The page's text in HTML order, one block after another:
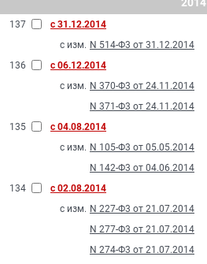
2014
137
с 31.12.2014
с изм. N 514-Ф3 от 31.12.2014
136
с 06.12.2014
с изм. N 370-Ф3 от 24.11.2014
N 371-Ф3 от 24.11.2014
135
с 04.08.2014
с изм. N 105-Ф3 от 05.05.2014
N 142-Ф3 от 04.06.2014
134
с 02.08.2014
с изм. N 227-Ф3 от 21.07.2014
N 277-Ф3 от 21.07.2014
N 274-Ф3 от 21.07.2014